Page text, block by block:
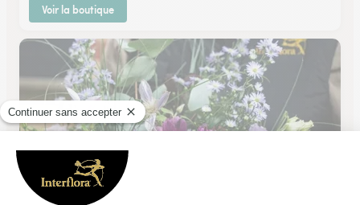
Voir la boutique
Riviera Fleurs